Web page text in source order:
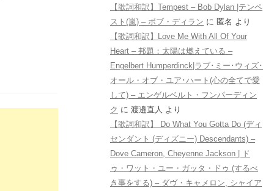
【歌詞和訳】Tempest – Bob Dylan |テンペ
スト(嵐) – ボブ・ディラン に 匿名 より
【歌詞和訳】Love Me With All Of Your
Heart – 邦題：太陽は燃えている –
Engelbert Humperdinck|ラブ･ミー･ウィズ･
オール・オブ・ユア･ハート(心の全てで愛
して) – エンゲルベルト・フンパーディン
ク に 渡邉直人 より
【歌詞和訳】 Do What You Gotta Do (ディ
センダント (ディズニー) Descendants) –
Dove Cameron, Cheyenne Jackson | ド
ゥ・ワット・ユー・ガッタ・ドゥ (するべ
き事をする) – ダヴ・キャメロン, シャイア